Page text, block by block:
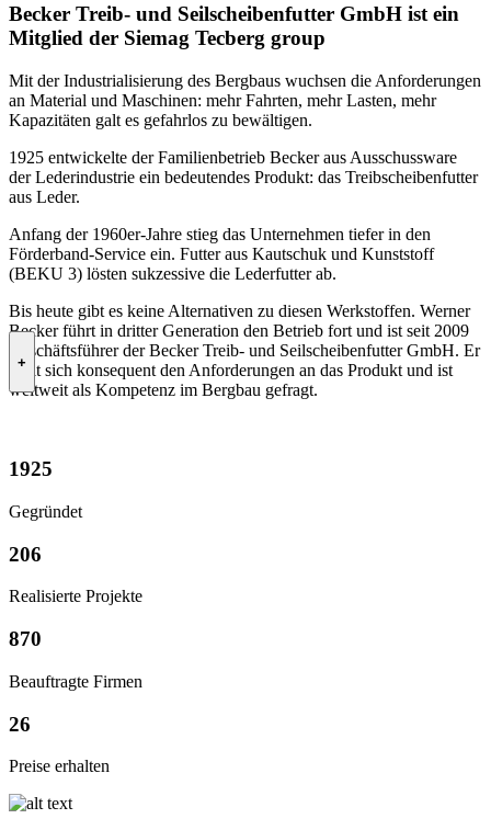
Becker Treib- und Seilscheibenfutter GmbH ist ein
Mitglied der Siemag Tecberg group
Mit der Industrialisierung des Bergbaus wuchsen die Anforderungen
an Material und Maschinen: mehr Fahrten, mehr Lasten, mehr
Kapazitäten galt es gefahrlos zu bewältigen.
1925 entwickelte der Familienbetrieb Becker aus Ausschussware
der Leder­industrie ein bedeutendes Produkt: das Treibscheibenfutter
aus Leder.
Anfang der 1960er-Jahre stieg das Unternehmen tiefer in den
Förderband-Service ein. Futter aus Kautschuk und Kunststoff
(BEKU 3) lösten sukzessive die Lederfutter ab.
Bis heute gibt es keine Alternativen zu diesen Werkstoffen. Werner
Becker führt in dritter Generation den Betrieb fort und ist seit 2009
Geschäftsführer der Becker Treib- und Seilscheibenfutter GmbH. Er
stellt sich konsequent den Anforderungen an das Produkt und ist
weltweit als Kompetenz im Bergbau gefragt.
1925
Gegründet
206
Realisierte Projekte
870
Beauftragte Firmen
26
Preise erhalten
+